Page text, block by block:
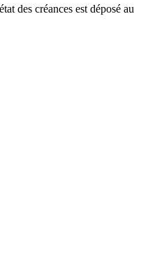
des créances est déposé au